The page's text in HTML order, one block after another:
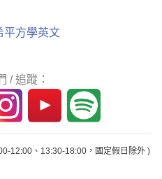
平方學英文
/ 追蹤：
12:00、13:30-18:00，國定假日除外 )